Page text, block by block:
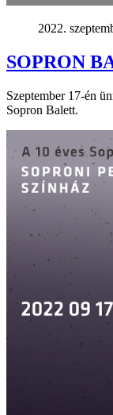
2022.
SOPRON
Szeptember 17-én
Sopron Balett.